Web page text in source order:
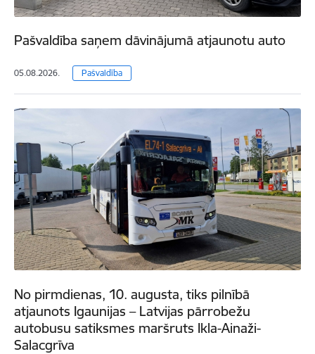
Pašvaldība saņem dāvinājumā atjaunotu auto
05.08.2026. Pašvaldība
No pirmdienas, 10. augusta, tiks pilnībā
atjaunots Igaunijas – Latvijas pārrobežu
autobusu satiksmes maršruts Ikla-Ainaži-
Salacgrīva